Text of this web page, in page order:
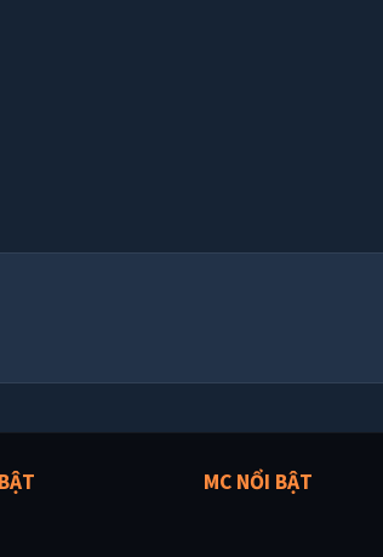
MC NỔI BẬT